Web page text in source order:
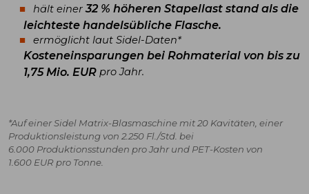
hält einer32 % höheren Stapellast stand als die
leichteste handelsübliche Flasche.
ermöglicht laut Sidel-Daten*
Kosteneinsparungen bei Rohmaterial von bis zu
1,75 Mio. EUR pro Jahr.
*Auf einer Sidel Matrix-Blasmaschine mit 20 Kavitäten, einer
Produktionsleistung von 2.250 Fl./Std. bei
6.000 Produktionsstunden pro Jahr und PET-Kosten von
1.600 EUR pro Tonne.